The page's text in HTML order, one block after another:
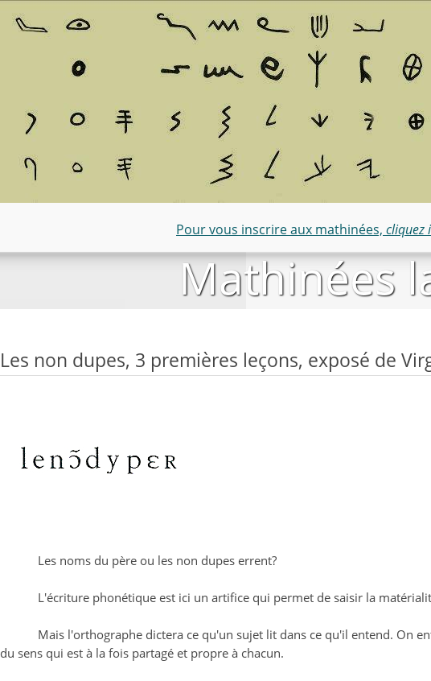
Pour vous inscrire aux mathinées, cliquez
Mathinées
Les non dupes, 3 premières leçons, exposé de
Les noms du père ou les non dupes errent?
L'écriture phonétique est ici un artifice qui permet de saisir la
Mais l'orthographe dictera ce qu'un sujet lit dans ce qu'il entend. On
du sens qui est à la fois partagé et propre à chacun.